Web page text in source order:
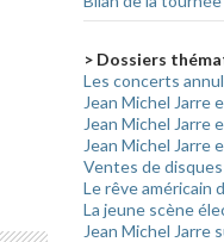
> Dossiers
Les concerts
Jean Michel Jarre
Jean Michel Jarre
Jean Michel Jarre
Ventes de
Le rêve américain
La jeune scène
Jean Michel